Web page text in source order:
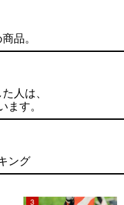
品。
人は、
ます。
ング